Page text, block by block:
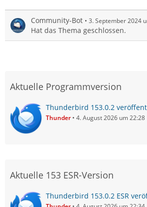
Community-Bot 3. September 2024
Hat das Thema geschlossen.
Aktuelle Programmversion
Thunderbird 153.0.2
Thunder 4. August 2026 um 22:28
Aktuelle 153 ESR-Version
Thunderbird 153.0.2 ESR